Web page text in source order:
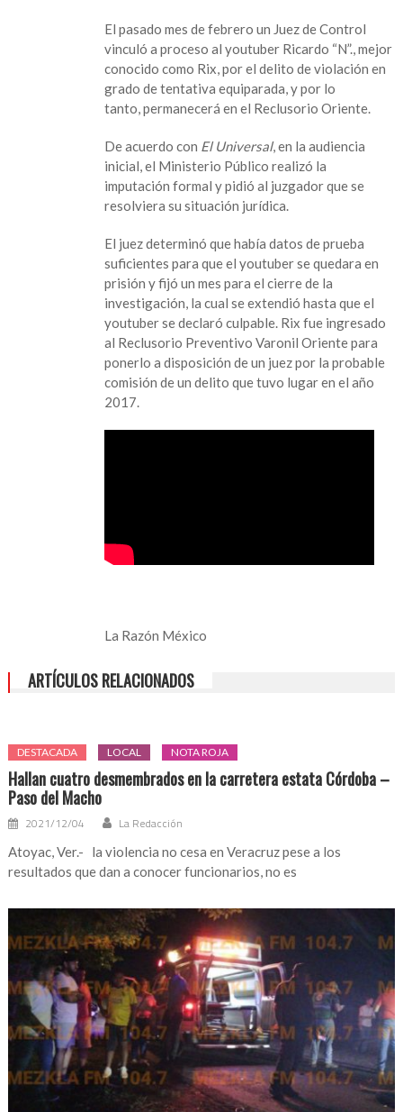
El pasado mes de febrero un Juez de Control
vinculó a proceso al youtuber Ricardo “N”., mejor
conocido como Rix, por el delito de violación en
grado de tentativa equiparada, y por lo
tanto, permanecerá en el Reclusorio Oriente.
De acuerdo con El Universal, en la audiencia
inicial, el Ministerio Público realizó la
imputación formal y pidió al juzgador que se
resolviera su situación jurídica.
El juez determinó que había datos de prueba
suficientes para que el youtuber se quedara en
prisión y fijó un mes para el cierre de la
investigación, la cual se extendió hasta que el
youtuber se declaró culpable. Rix fue ingresado
al Reclusorio Preventivo Varonil Oriente para
ponerlo a disposición de un juez por la probable
comisión de un delito que tuvo lugar en el año
2017.
La Razón México
ARTÍCULOS RELACIONADOS
DESTACADA LOCAL NOTA ROJA
Hallan cuatro desmembrados en la carretera estata Córdoba –
Paso del Macho
2021/12/04 La Redacción
Atoyac, Ver.- la violencia no cesa en Veracruz pese a los
resultados que dan a conocer funcionarios, no es